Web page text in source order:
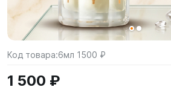
Код товара:6мл 1500 ₽
1 500 ₽